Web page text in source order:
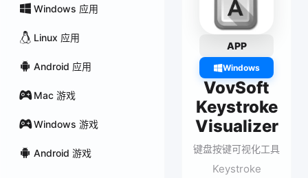
Windows 应用
Linux 应用
Android 应用
Mac 游戏
Windows 游戏
Android 游戏
APP
Windows
VovSoft
Keystroke
Visualizer
键盘按键可视化工具
Keystroke